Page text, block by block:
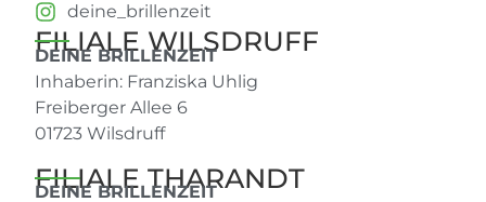
deine_brillenzeit
FILIALE WILSDRUFF
DEINE BRILLENZEIT
Inhaberin: Franziska Uhlig
Freiberger Allee 6
01723 Wilsdruff
FILIALE THARANDT
DEINE BRILLENZEIT